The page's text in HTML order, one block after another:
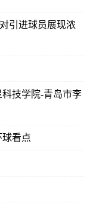
引进球员展现浓
技学院-青岛市李
看点